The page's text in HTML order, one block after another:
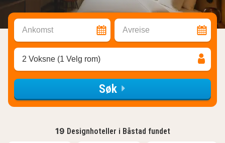
Ankomst Avreise
2 Voksne (1 Velg rom)
Søk
19 Designhoteller i Båstad fundet